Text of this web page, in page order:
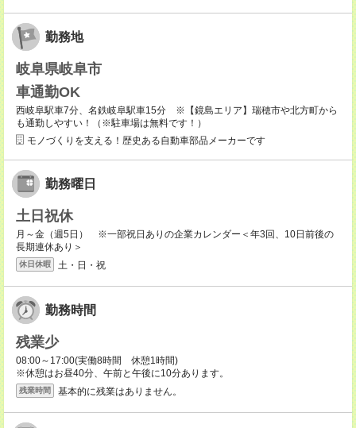
勤務地
岐阜県岐阜市
車通勤OK
西岐阜駅車7分、名鉄岐阜駅車15分 ※【鏡島エリア】瑞穂市や北方町から
も通勤しやすい！（※駐車場は無料です！）
モノづくりを支える！歴史ある自動車部品メーカーです
勤務曜日
土日祝休
月～金（週5日） ※一部祝日ありの企業カレンダー＜年3回、10日前後の
長期連休あり＞
休日休暇 土・日・祝
勤務時間
残業少
08:00～17:00(実働8時間 休憩1時間)
※休憩はお昼40分、午前と午後に10分あります。
残業時間 基本的に残業はありません。